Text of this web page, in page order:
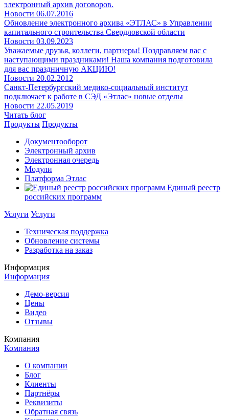
электронный архив договоров.
Новости 06.07.2016
Обновление электронного архива «ЭТЛАС» в Управлении
капитального строительства Свердловской области
Новости 03.09.2023
Уважаемые друзья, коллеги, партнеры! Поздравляем вас с
наступающими праздниками! Наша компания подготовила
для вас праздничную АКЦИЮ!
Новости 20.02.2012
Санкт-Петербургский медико-социальный институт
подключает к работе в СЭД «Этлас» новые отделы
Новости 22.05.2019
Читать блог
Продукты Продукты
Документооборот
Электронный архив
Электронная очередь
Модули
Платформа Этлас
Единый реестр
российских программ
Услуги Услуги
Техническая поддержка
Обновление системы
Разработка на заказ
Информация
Информация
Демо-версия
Цены
Видео
Отзывы
Компания
Компания
О компании
Блог
Клиенты
Партнёры
Реквизиты
Обратная связь